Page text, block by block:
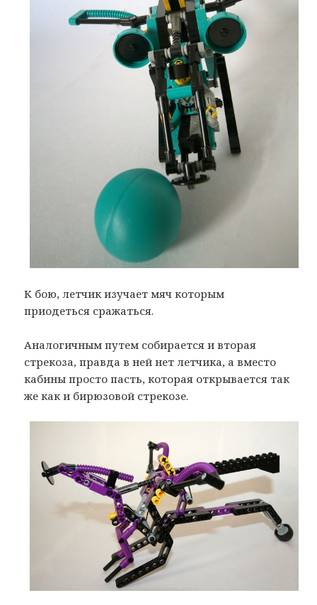
К бою, летчик изучает мяч которым
приодеться сражаться.
Аналогичным путем собирается и вторая
стрекоза, правда в ней нет летчика, а вместо
кабины просто пасть, которая открывается так
же как и бирюзовой стрекозе.